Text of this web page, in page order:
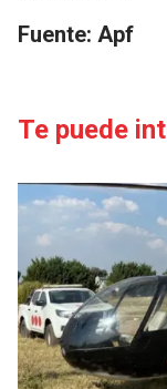
Fuente: Apf
Te puede